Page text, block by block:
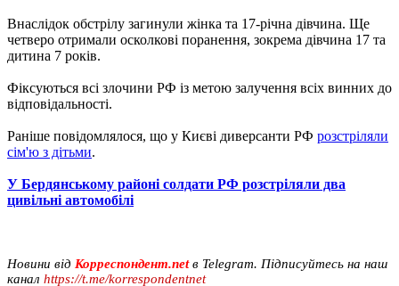
Внаслідок обстрілу загинули жінка та 17-річна дівчина. Ще
четверо отримали осколкові поранення, зокрема дівчина 17 та
дитина 7 років.
Фіксуються всі злочини РФ із метою залучення всіх винних до
відповідальності.
Раніше повідомлялося, що у Києві диверсанти РФ розстріляли
сім'ю з дітьми.
У Бердянському районі солдати РФ розстріляли два
цивільні автомобілі
Новини від Корреспондент.netв Telegram. Підписуйтесь на наш
канал https://t.me/korrespondentnet